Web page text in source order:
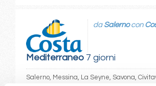
Mediterraneo7 giorni
da Salernocon
Salerno, Messina, La Seyne, Savona,